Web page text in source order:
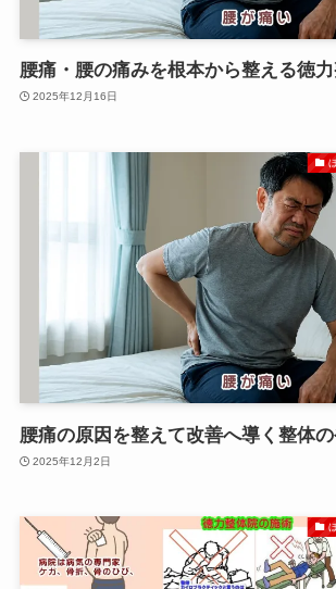
腰痛・腰の痛みを根本から整える徳
2025年12月16日
腰痛の原因を整えて改善へ導く整体
2025年12月2日